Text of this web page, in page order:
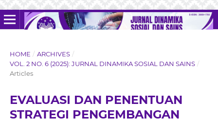
HOME / ARCHIVES /
VOL. 2 NO. 6 (2025): JURNAL DINAMIKA SOSIAL DAN SAINS /
Articles
EVALUASI DAN PENENTUAN
STRATEGI PENGEMBANGAN